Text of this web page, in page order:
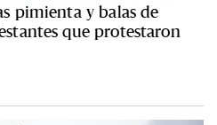
pimienta y balas de
que protestaron